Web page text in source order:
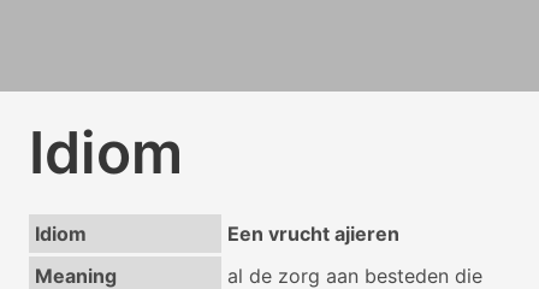
Idiom
Idiom
Een vrucht ajieren
Meaning
al de zorg aan besteden die